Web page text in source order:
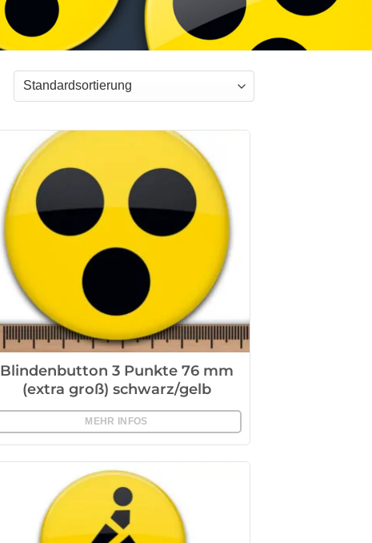
Blindenbutton 3 Punkte 76 mm
(extra groß) schwarz/gelb
MEHR INFOS